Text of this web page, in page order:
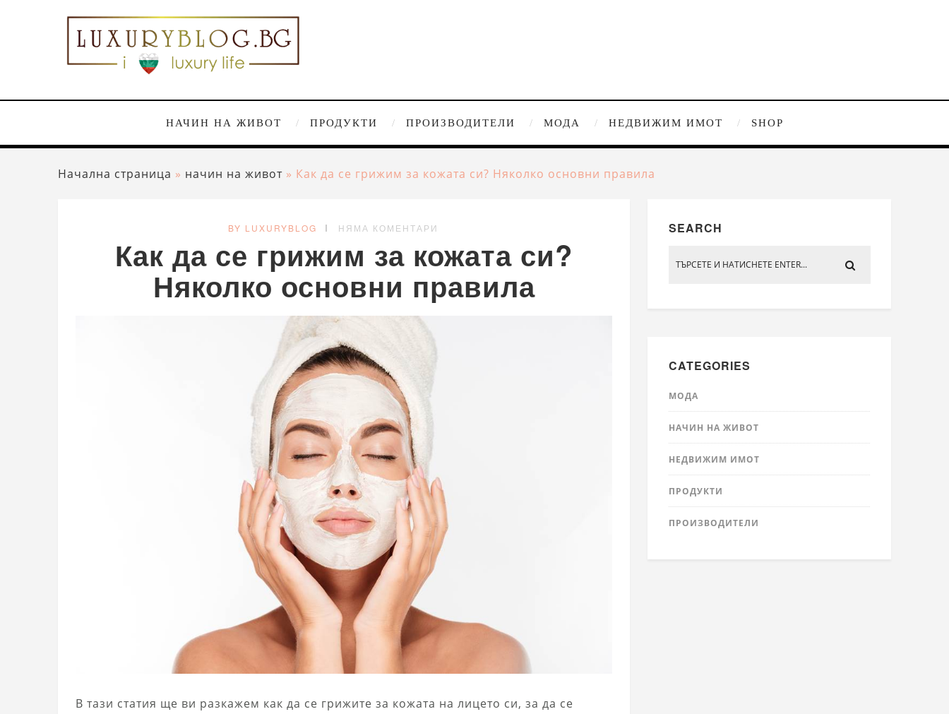
НАЧИН НА ЖИВОТ ПРОДУКТИ ПРОИЗВОДИТЕЛИ МОДА НЕДВИЖИМ ИМОТ SHOP
Начална страница » начин на живот » Как да се грижим за кожата си? Няколко основни правила
BY LUXURYBLOG НЯМА КОМЕНТАРИ
Как да се грижим за кожата си?
Няколко основни правила
В тази статия ще ви разкажем как да се грижите за кожата на лицето си, за да се
SEARCH
CATEGORIES
МОДА
НАЧИН НА ЖИВОТ
НЕДВИЖИМ ИМОТ
ПРОДУКТИ
ПРОИЗВОДИТЕЛИ